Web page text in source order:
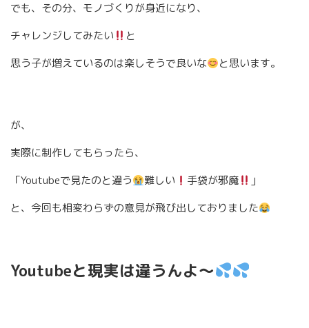
でも、その分、モノづくりが身近になり、
チャレンジしてみたい
と
思う子が増えているのは楽しそうで良いな
と思います。
が、
実際に制作してもらったら、
「Youtubeで見たのと違う
難しい 手袋が邪魔
」
と、今回も相変わらずの意見が飛び出しておりました
Youtubeと現実は違うんよ〜